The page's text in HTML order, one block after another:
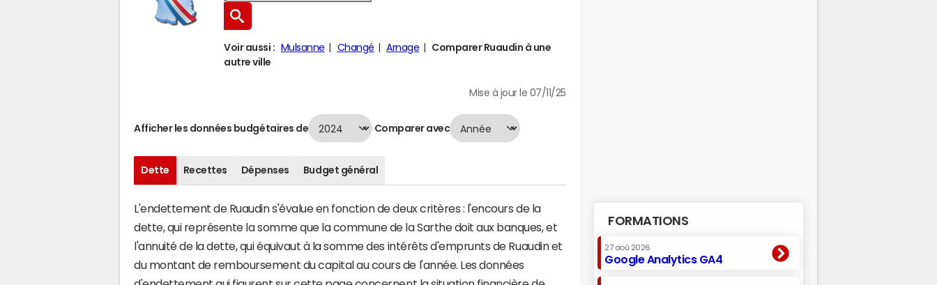
Voir aussi : Mulsanne Changé Arnage
Comparer Ruaudin à une
autre ville
Mise à jour le 07/11/25
Afficher les données budgétaires de Comparer avec
Dette Recettes Dépenses Budget général
L'endettement de Ruaudin s'évalue en fonction de deux critères : l'encours de la
dette, qui représente la somme que la commune de la Sarthe doit aux banques, et
l'annuité de la dette, qui équivaut à la somme des intérêts d'emprunts de Ruaudin et
du montant de remboursement du capital au cours de l'année. Les données
FORMATIONS
27 aoû 2026
Google Analytics GA4